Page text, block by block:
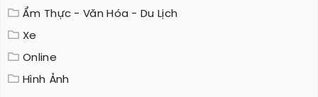
Ẩm Thực - Văn Hóa - Du Lịch
Xe
Online
Hình Ảnh